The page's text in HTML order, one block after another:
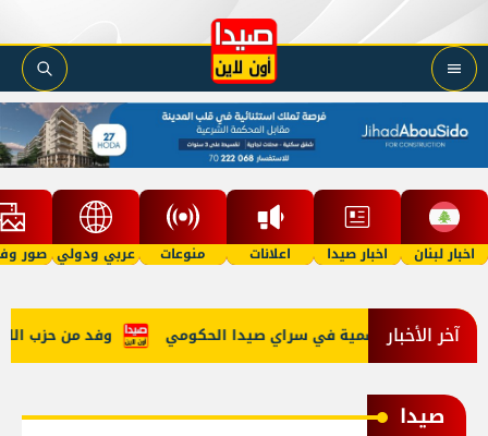
اخبار لبنان اخبار صيدا اعلانات منوعات عربي ودولي صور
آخر الأخبار وفد من حزب الله الرسمية في سراي صيدا الحكومي
صيدا